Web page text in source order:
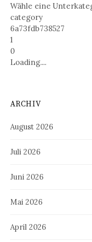
Wähle eine
category
6a73fdb738527
1
0
Loading....
ARCHIV
August 2026
Juli 2026
Juni 2026
Mai 2026
April 2026